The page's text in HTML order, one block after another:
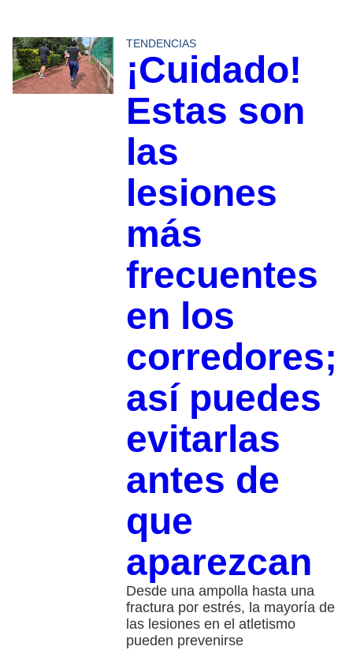
TENDENCIAS
¡Cuidado!
Estas son
las
lesiones
más
frecuentes
en los
corredores;
así puedes
evitarlas
antes de
que
aparezcan
Desde una ampolla hasta una
fractura por estrés, la mayoría de
las lesiones en el atletismo
pueden prevenirse